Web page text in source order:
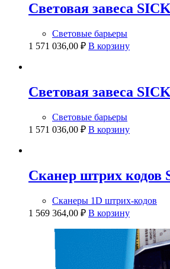
Световая завеса
Световые барьеры
1 571 036,00 ₽ В корзину
Световая завеса
Световые барьеры
1 571 036,00 ₽ В корзину
Сканер штрих кодов
Сканеры 1D штрих-кодов
1 569 364,00 ₽ В корзину